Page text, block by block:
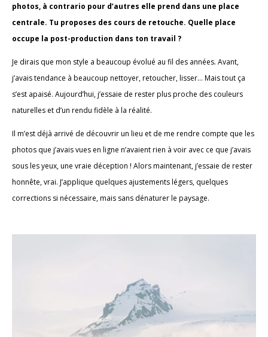
photos, à contrario pour d’autres elle prend dans une place
centrale. Tu proposes des cours de retouche. Quelle place
occupe la post-production dans ton travail ?
Je dirais que mon style a beaucoup évolué au fil des années. Avant,
j’avais tendance à beaucoup nettoyer, retoucher, lisser… Mais tout ça
s’est apaisé. Aujourd’hui, j’essaie de rester plus proche des couleurs
naturelles et d’un rendu fidèle à la réalité.
Il m’est déjà arrivé de découvrir un lieu et de me rendre compte que les
photos que j’avais vues en ligne n’avaient rien à voir avec ce que j’avais
sous les yeux, une vraie déception ! Alors maintenant, j’essaie de rester
honnête, vrai. J’applique quelques ajustements légers, quelques
corrections si nécessaire, mais sans dénaturer le paysage.